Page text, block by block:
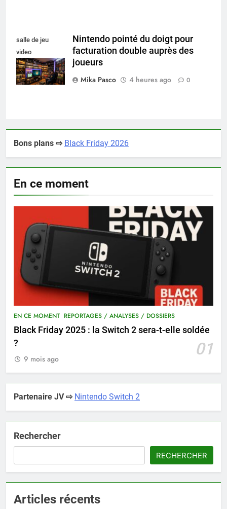
salle de jeu
video
collectionneur
Nintendo pointé du doigt pour
facturation double auprès des
joueurs
Mika Pasco
4 heures ago 0
Bons plans ⇨ Black Friday 2026
En ce moment
EN CE MOMENT REPORTAGES / ANALYSES / DOSSIERS
Black Friday 2025 : la Switch 2 sera-t-elle soldée
?
01
9 mois ago
Partenaire JV ⇨ Nintendo Switch 2
Rechercher
RECHERCHER
Articles récents